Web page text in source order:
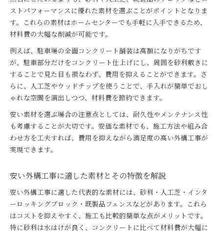
ストパフォーマンスに優れた素材を選ぶことがポイントとなりま
す。これらの素材はホームセンターでも手軽に入手できるため、
材料費の大幅な削減が可能です。
例えば、駐車場の全面コンクリート舗装は高額になりがちです
が、駐車部分だけをコンクリート仕上げにし、周囲を砂利敷きに
することで見た目も損なわず、費用を抑えることができます。さ
らに、人工芝やウッドチップを使うことで、手入れが簡単でおし
ゃれな空間を演出しつつ、材料費を節約できます。
安い素材を選ぶ場合の注意点としては、耐久性やメンテナンス性
も考慮することが大切です。安価な素材でも、施工方法や組み合
わせ方を工夫すれば、費用を抑えながら満足度の高い外構工事が
実現できます。
安い外構工事に適した素材とその特徴を解説
安い外構工事に適した代表的な素材には、砂利・人工芝・インタ
ーロッキングブロック・既製品フェンスなどがあります。これら
はコストを抑えやすく、施工も比較的簡単な点がメリットです。
特に砂利は水はけが良く、コンクリートに比べて材料費が大幅に